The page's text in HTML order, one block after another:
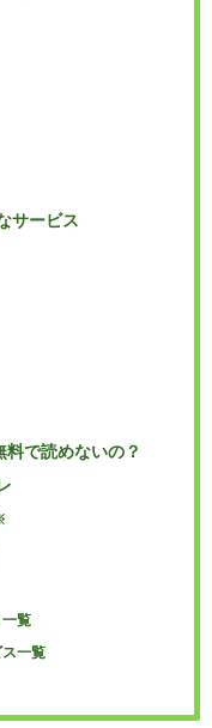
サービス
で読めないの？
一覧
一覧